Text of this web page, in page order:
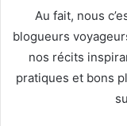
Au fait, nous
blogueurs
nos récits
pratiques et bons